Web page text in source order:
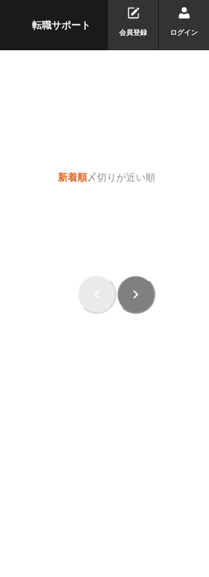
転職サポート
会員登録 ログイン
新着順〆切りが近い順